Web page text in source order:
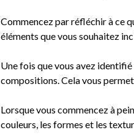
Commencez par réfléchir à ce
éléments que vous souhaitez
Une fois que vous avez
compositions. Cela vous
Lorsque vous commencez à
couleurs, les formes et les